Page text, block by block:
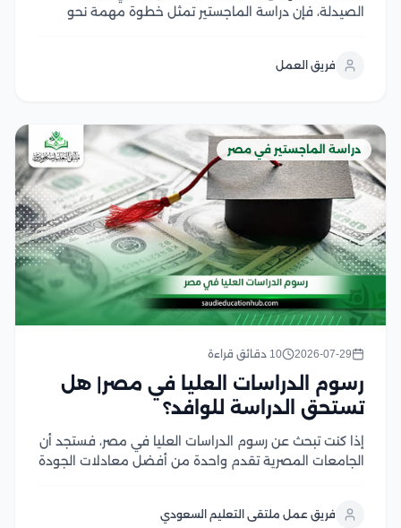
الصيدلة، فإن دراسة الماجستير تمثل خطوة مهمة نحو
القبول، والوثائق المطلوبة، وآلية التسجيل في الجامعات...
فريق العمل
دراسة الماجستير في مصر
2026-07-29 10 دقائق قراءة
رسوم الدراسات العليا في مصر| هل
تستحق الدراسة للوافد؟
إذا كنت تبحث عن رسوم الدراسات العليا في مصر، فستجد أن
الجامعات المصرية تقدم واحدة من أفضل معادلات الجودة
والتخصص، والدرجة العلمية، مع وجود...
فريق عمل ملتقى التعليم السعودي